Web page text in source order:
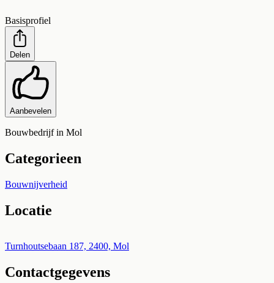
Basisprofiel
Delen
Aanbevelen
Bouwbedrijf in Mol
Categorieen
Bouwnijverheid
Locatie
+
−
Turnhoutsebaan 187, 2400, Mol
Contactgegevens